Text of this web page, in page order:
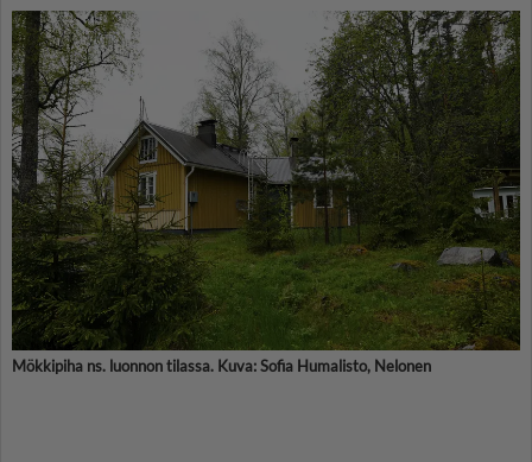
Mökkipiha ns. luonnon tilassa. Kuva: Sofia Humalisto, Nelonen